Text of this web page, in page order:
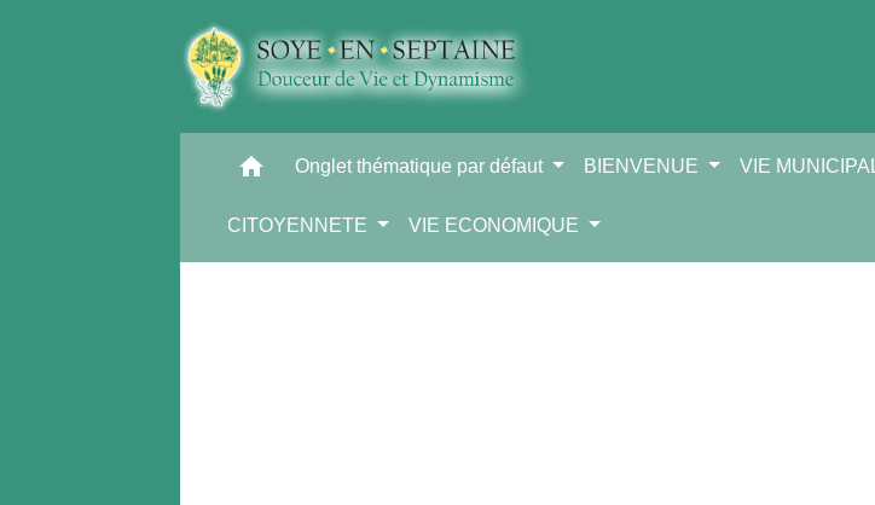
home Onglet thématique par défaut BIENVENUE VIE
CITOYENNETE VIE ECONOMIQUE